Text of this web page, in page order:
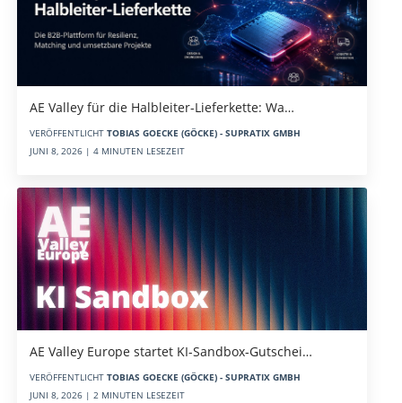
AE Valley für die Halbleiter-Lieferkette: Wa…
VERÖFFENTLICHT TOBIAS GOECKE (GÖCKE) - SUPRATIX GMBH
JUNI 8, 2026 | 4 MINUTEN LESEZEIT
AE Valley Europe startet KI-Sandbox-Gutschei…
VERÖFFENTLICHT TOBIAS GOECKE (GÖCKE) - SUPRATIX GMBH
JUNI 8, 2026 | 2 MINUTEN LESEZEIT